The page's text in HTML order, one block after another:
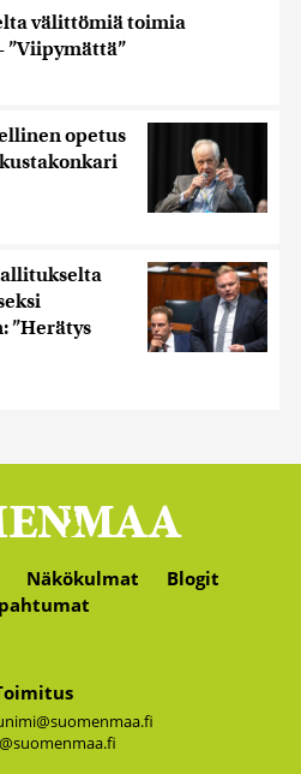
välittömiä toimia
”Viipymättä”
opetus
”Herätys
Näkökulmat
Blogit